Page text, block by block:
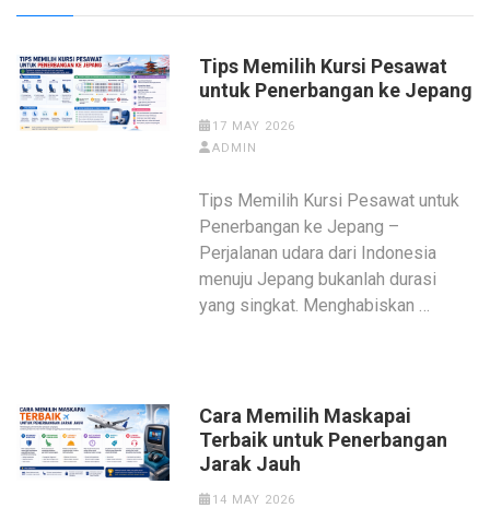
Tips Memilih Kursi Pesawat
untuk Penerbangan ke Jepang
17 MAY 2026
ADMIN
Tips Memilih Kursi Pesawat untuk
Penerbangan ke Jepang –
Perjalanan udara dari Indonesia
menuju Jepang bukanlah durasi
yang singkat. Menghabiskan …
Cara Memilih Maskapai
Terbaik untuk Penerbangan
Jarak Jauh
14 MAY 2026